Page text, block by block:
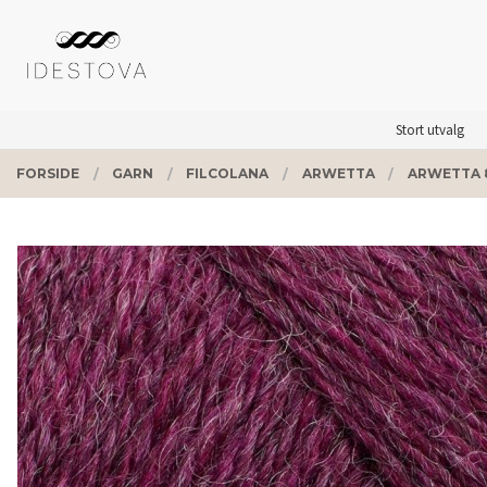
innholdet
Stort utvalg
PRODUKTER
FORSIDE GARN FILCOLANA ARWETTA ARWETTA